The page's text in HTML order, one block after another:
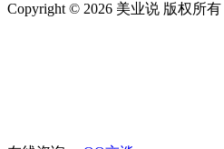
Copyright © 2026 美业说 版权所有